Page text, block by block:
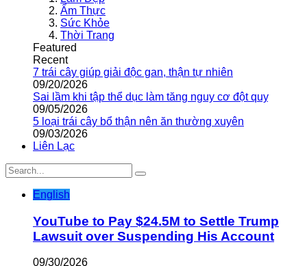
Ẩm Thực
Sức Khỏe
Thời Trang
Featured
Recent
7 trái cây giúp giải độc gan, thận tự nhiên
09/20/2026
Sai lầm khi tập thể dục làm tăng nguy cơ đột quỵ
09/05/2026
5 loại trái cây bổ thận nên ăn thường xuyên
09/03/2026
Liên Lạc
English
YouTube to Pay $24.5M to Settle Trump
Lawsuit over Suspending His Account
09/30/2026